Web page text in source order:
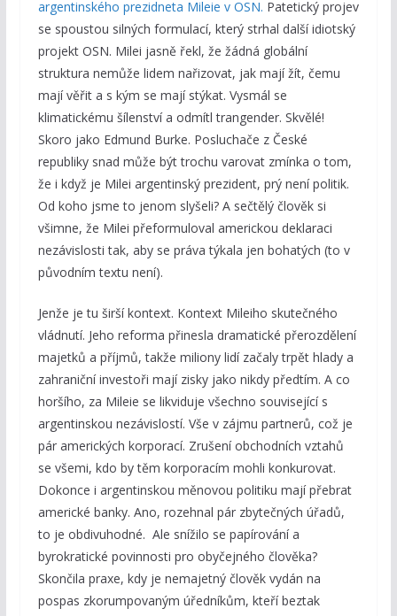
argentinského prezidneta Mileie v OSN. Patetický projev
se spoustou silných formulací, který strhal další idiotský
projekt OSN. Milei jasně řekl, že žádná globální
struktura nemůže lidem nařizovat, jak mají žít, čemu
mají věřit a s kým se mají stýkat. Vysmál se
klimatickému šílenství a odmítl trangender. Skvělé!
Skoro jako Edmund Burke. Posluchače z České
republiky snad může být trochu varovat zmínka o tom,
že i když je Milei argentinský prezident, prý není politik.
Od koho jsme to jenom slyšeli? A sečtělý člověk si
všimne, že Milei přeformuloval americkou deklaraci
nezávislosti tak, aby se práva týkala jen bohatých (to v
původním textu není).
Jenže je tu širší kontext. Kontext Mileiho skutečného
vládnutí. Jeho reforma přinesla dramatické přerozdělení
majetků a příjmů, takže miliony lidí začaly trpět hlady a
zahraniční investoři mají zisky jako nikdy předtím. A co
horšího, za Mileie se likviduje všechno související s
argentinskou nezávislostí. Vše v zájmu partnerů, což je
pár amerických korporací. Zrušení obchodních vztahů
se všemi, kdo by těm korporacím mohli konkurovat.
Dokonce i argentinskou měnovou politiku mají přebrat
americké banky. Ano, rozehnal pár zbytečných úřadů,
to je obdivuhodné. Ale snížilo se papírování a
byrokratické povinnosti pro obyčejného člověka?
Skončila praxe, kdy je nemajetný člověk vydán na
pospas zkorumpovaným úředníkům, kteří beztak